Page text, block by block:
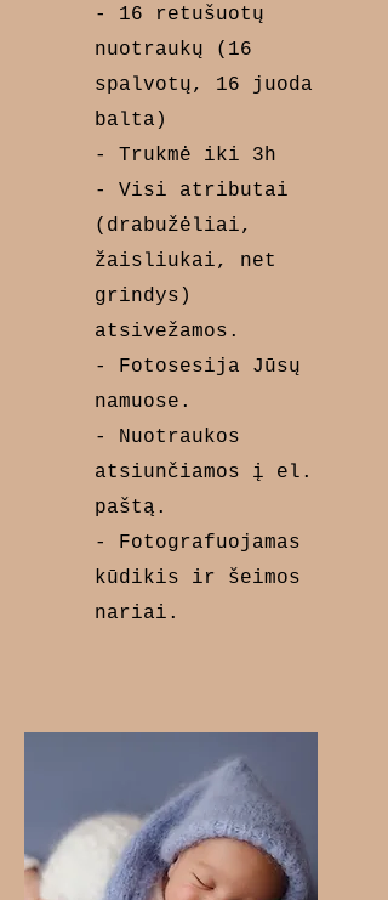
- 16 retušuotų
nuotraukų (16
spalvotų, 16 juoda
balta)
- Trukmė iki 3h
- Visi atributai
(drabužėliai,
žaisliukai, net
grindys)
atsivežamos.
- Fotosesija Jūsų
namuose.
- Nuotraukos
atsiunčiamos į el.
paštą.
- Fotografuojamas
kūdikis ir šeimos
nariai.